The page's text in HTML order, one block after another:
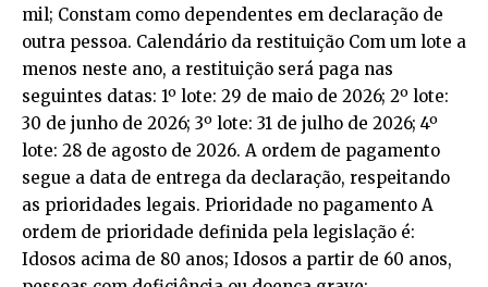
mil; Constam como dependentes em declaração de
outra pessoa. Calendário da restituição Com um lote a
menos neste ano, a restituição será paga nas
seguintes datas: 1º lote: 29 de maio de 2026; 2º lote:
30 de junho de 2026; 3º lote: 31 de julho de 2026; 4º
lote: 28 de agosto de 2026. A ordem de pagamento
segue a data de entrega da declaração, respeitando
as prioridades legais. Prioridade no pagamento A
ordem de prioridade definida pela legislação é:
Idosos acima de 80 anos; Idosos a partir de 60 anos,